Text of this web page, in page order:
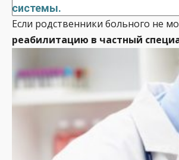
системы.
Если родственники больного не
реабилитацию в частный